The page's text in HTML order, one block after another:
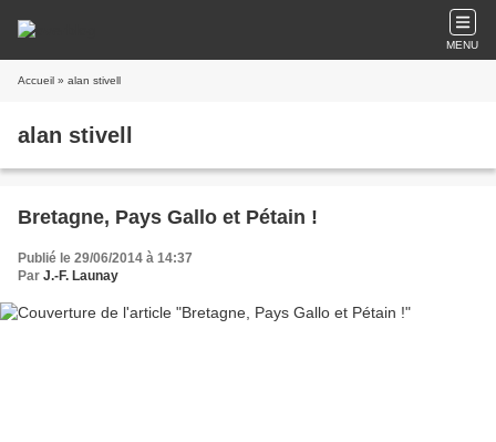
MENU
Accueil » alan stivell
alan stivell
Bretagne, Pays Gallo et Pétain !
Publié le 29/06/2014 à 14:37
Par J.-F. Launay